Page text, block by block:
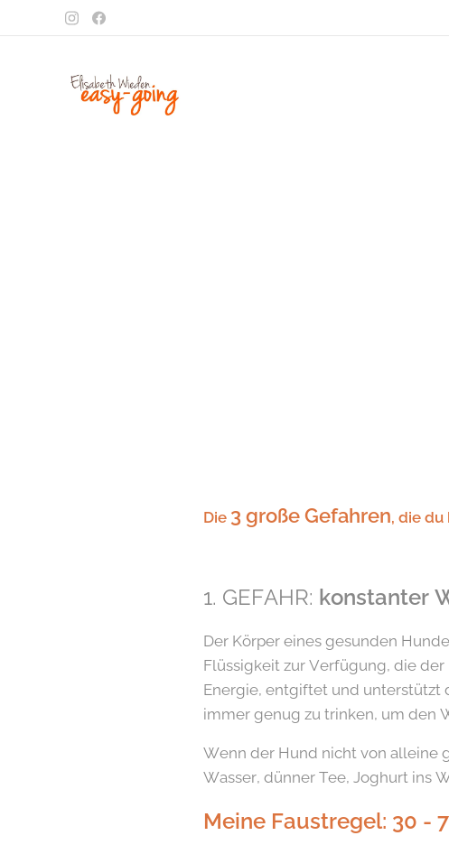
Die 3 große Gefahren, die
1. GEFAHR: konstanter
Der Körper eines gesunden
Flüssigkeit zur Verfügung, die
Energie, entgiftet und unterstützt
immer genug zu trinken, um den
Wenn der Hund nicht von alleine
Wasser, dünner Tee, Joghurt ins
Meine Faustregel: 30 -